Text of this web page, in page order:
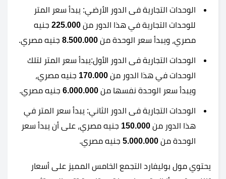
الوحدات التجارية فى الدور الأرضي: يبدأ سعر المتر
للوحدات التجارية في هذا الدور من
جنيه
مصري، ويبدأ سعر الوحدة من
جنيه مصري.
الوحدات التجارية فى الدور الأول:يبدأ سعر المتر لتلك
الوحدات في هذا الدور من
جنيه مصري،
ويبدأ سعر الوحدة نفسها من
جنيه مصري.
الوحدات التجارية فى الدور الثاني: يبدأ سعر المتر في
هذا الدور من
جنيه مصري، على أن يبدأ سعر
الوحدة من
جنيه مصري.
يحتوي مول بوليفارد التجمع الخامس المميز على أسعار